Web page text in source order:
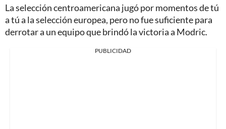
La selección centroamericana jugó por momentos de tú
a tú a la selección europea, pero no fue suficiente para
derrotar a un equipo que brindó la victoria a Modric.
PUBLICIDAD